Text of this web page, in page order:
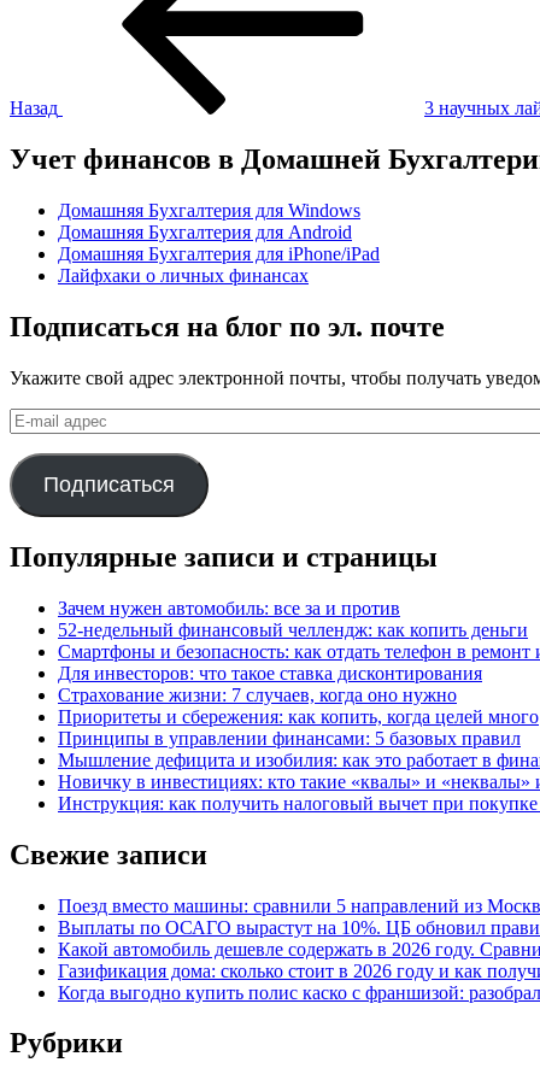
Назад 3 научных
Учет финансов в Домашней
Домашняя Бухгалтерия для Windows
Домашняя Бухгалтерия для Android
Домашняя Бухгалтерия для iPhone/iPad
Лайфхаки о личных финансах
Подписаться на блог по эл. почте
Укажите свой адрес электронной почты, чтобы получать
E-
mail
адрес
Подписаться
Популярные записи и страницы
Зачем нужен автомобиль: все за и против
52-недельный финансовый челлендж: как копить деньги
Смартфоны и безопасность: как отдать телефон в ремонт
Для инвесторов: что такое ставка дисконтирования
Страхование жизни: 7 случаев, когда оно нужно
Приоритеты и сбережения: как копить, когда целей много
Принципы в управлении финансами: 5 базовых правил
Мышление дефицита и изобилия: как это работает в
Новичку в инвестициях: кто такие «квалы» и «неквалы»
Инструкция: как получить налоговый вычет при
Свежие записи
Поезд вместо машины: сравнили 5 направлений из
Выплаты по ОСАГО вырастут на 10%. ЦБ обновил
Какой автомобиль дешевле содержать в 2026 году.
Газификация дома: сколько стоит в 2026 году и как
Когда выгодно купить полис каско с франшизой:
Рубрики